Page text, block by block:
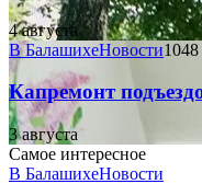
4 августа
В БалашихеНовости1048
Капремонт
3 августа
Самое интересное
В БалашихеНовости